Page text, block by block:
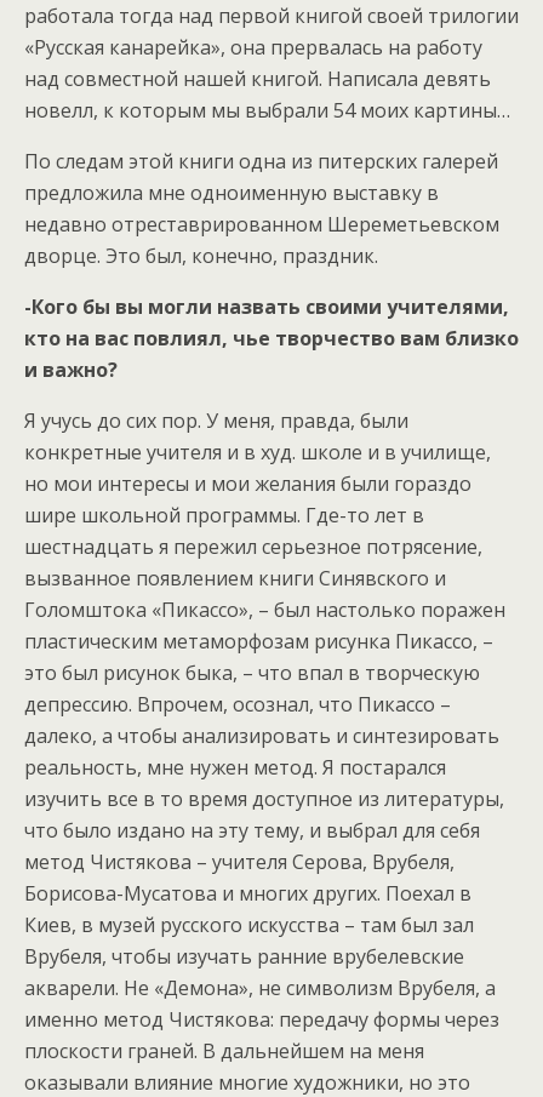
работала тогда над первой книгой своей трилогии
«Русская канарейка», она прервалась на работу
над совместной нашей книгой. Написала девять
новелл, к которым мы выбрали 54 моих картины…
По следам этой книги одна из питерских галерей
предложила мне одноименную выставку в
недавно отреставрированном Шереметьевском
дворце. Это был, конечно, праздник.
-Кого бы вы могли назвать своими учителями,
кто на вас повлиял, чье творчество вам близко
и важно?
Я учусь до сих пор. У меня, правда, были
конкретные учителя и в худ. школе и в училище,
но мои интересы и мои желания были гораздо
шире школьной программы. Где-то лет в
шестнадцать я пережил серьезное потрясение,
вызванное появлением книги Синявского и
Голомштока «Пикассо», – был настолько поражен
пластическим метаморфозам рисунка Пикассо, –
это был рисунок быка, – что впал в творческую
депрессию. Впрочем, осознал, что Пикассо –
далеко, а чтобы анализировать и синтезировать
реальность, мне нужен метод. Я постарался
изучить все в то время доступное из литературы,
что было издано на эту тему, и выбрал для себя
метод Чистякова – учителя Серова, Врубеля,
Борисова-Мусатова и многих других. Поехал в
Киев, в музей русского искусства – там был зал
Врубеля, чтобы изучать ранние врубелевские
акварели. Не «Демона», не символизм Врубеля, а
именно метод Чистякова: передачу формы через
плоскости граней. В дальнейшем на меня
оказывали влияние многие художники, но это